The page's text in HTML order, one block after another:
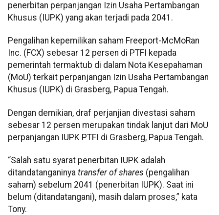
penerbitan perpanjangan Izin Usaha Pertambangan
Khusus (IUPK) yang akan terjadi pada 2041.
Pengalihan kepemilikan saham Freeport-McMoRan
Inc. (FCX) sebesar 12 persen di PTFI kepada
pemerintah termaktub di dalam Nota Kesepahaman
(MoU) terkait perpanjangan Izin Usaha Pertambangan
Khusus (IUPK) di Grasberg, Papua Tengah.
Dengan demikian, draf perjanjian divestasi saham
sebesar 12 persen merupakan tindak lanjut dari MoU
perpanjangan IUPK PTFI di Grasberg, Papua Tengah.
“Salah satu syarat penerbitan IUPK adalah
ditandatanganinya transfer of shares (pengalihan
saham) sebelum 2041 (penerbitan IUPK). Saat ini
belum (ditandatangani), masih dalam proses,” kata
Tony.